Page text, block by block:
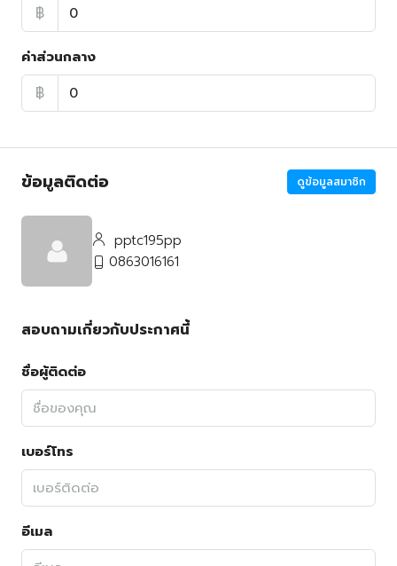
฿
ค่าส่วนกลาง
฿
ข้อมูลติดต่อ ดูข้อมูลสมาชิก
pptc195pp
0863016161
สอบถามเกี่ยวกับประกาศนี้
ชื่อผู้ติดต่อ
เบอร์โทร
อีเมล